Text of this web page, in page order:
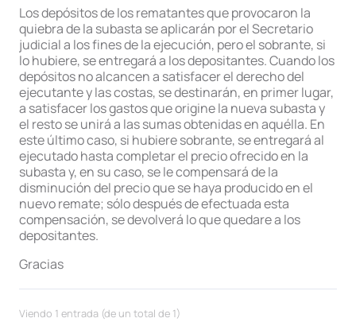
Los depósitos de los rematantes que provocaron la
quiebra de la subasta se aplicarán por el Secretario
judicial a los fines de la ejecución, pero el sobrante, si
lo hubiere, se entregará a los depositantes. Cuando los
depósitos no alcancen a satisfacer el derecho del
ejecutante y las costas, se destinarán, en primer lugar,
a satisfacer los gastos que origine la nueva subasta y
el resto se unirá a las sumas obtenidas en aquélla. En
este último caso, si hubiere sobrante, se entregará al
ejecutado hasta completar el precio ofrecido en la
subasta y, en su caso, se le compensará de la
disminución del precio que se haya producido en el
nuevo remate; sólo después de efectuada esta
compensación, se devolverá lo que quedare a los
depositantes.
Gracias
Viendo 1 entrada (de un total de 1)